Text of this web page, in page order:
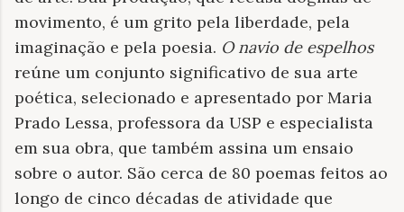
movimento, é um grito pela liberdade, pela
imaginação e pela poesia. O navio de espelhos
reúne um conjunto significativo de sua arte
poética, selecionado e apresentado por Maria
Prado Lessa, professora da USP e especialista
em sua obra, que também assina um ensaio
sobre o autor. São cerca de 80 poemas feitos ao
longo de cinco décadas de atividade que